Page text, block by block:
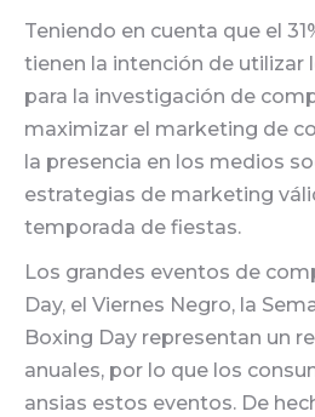
Teniendo en cuenta que el
tienen la intención de utilizar
para la investigación de
maximizar el marketing de
la presencia en los medios
estrategias de marketing
temporada de fiestas.
Los grandes eventos de
Day, el Viernes Negro, la
Boxing Day representan un
anuales, por lo que los
ansias estos eventos. De